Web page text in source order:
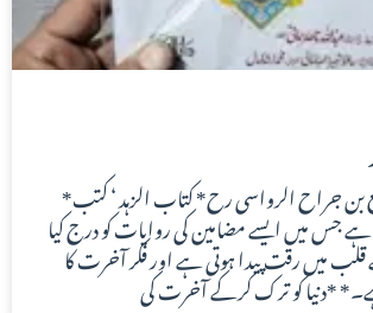
*مولف : امام وکیع بن جراح الرواسی رح* کتاب الزہد ‘ کتب
جس میں ایسے مضامین کی روایات کو درج کیا
میں رقت پیدا ہوتی ہے اور فکر آخرت کا
*دنیا کو ترک کرکے آخرت کی